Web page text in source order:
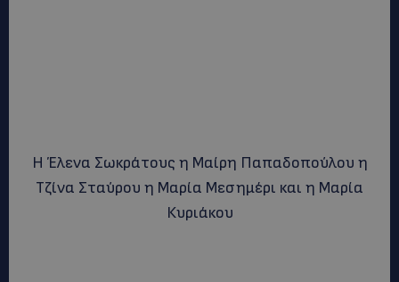
Η Έλενα Σωκράτους η Μαίρη Παπαδοπούλου η
Τζίνα Σταύρου η Μαρία Μεσημέρι και η Μαρία
Κυριάκου